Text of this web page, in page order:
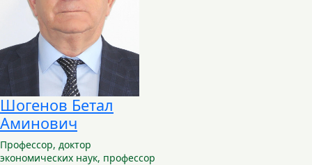
Шогенов Бетал
Аминович
Профессор, доктор
экономических наук, профессор